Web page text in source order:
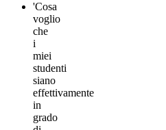
'Cosa
voglio
che
i
miei
studenti
siano
effettivamente
in
grado